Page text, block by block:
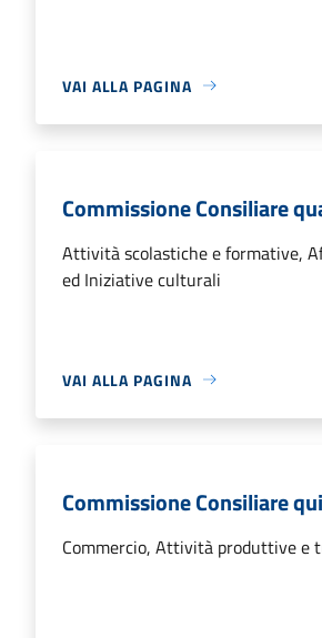
VAI ALLA PAGINA
Commissione Consiliare
Attività scolastiche e formative,
ed Iniziative culturali
VAI ALLA PAGINA
Commissione Consiliare
Commercio, Attività produttive e